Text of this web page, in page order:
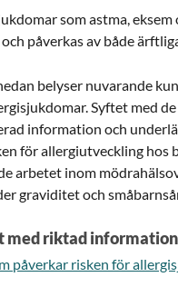
som astma,
påverkas av både
belyser nuvarande
Syftet med
information och
för allergiutveckling hos
arbetet inom
graviditet och
med riktad
påverkar risken för